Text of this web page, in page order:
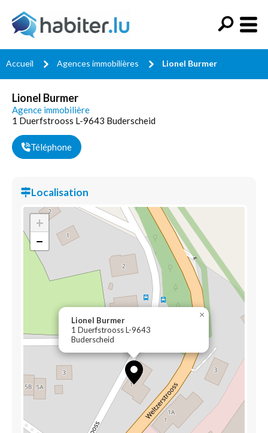
Accueil Agences immobilières Lionel Burmer
Lionel Burmer
Agence immobilière
1 Duerfstrooss L-9643 Buderscheid
Téléphone
Localisation
Lionel Burmer
1 Duerfstrooss L-9643
Buderscheid
×
+
−